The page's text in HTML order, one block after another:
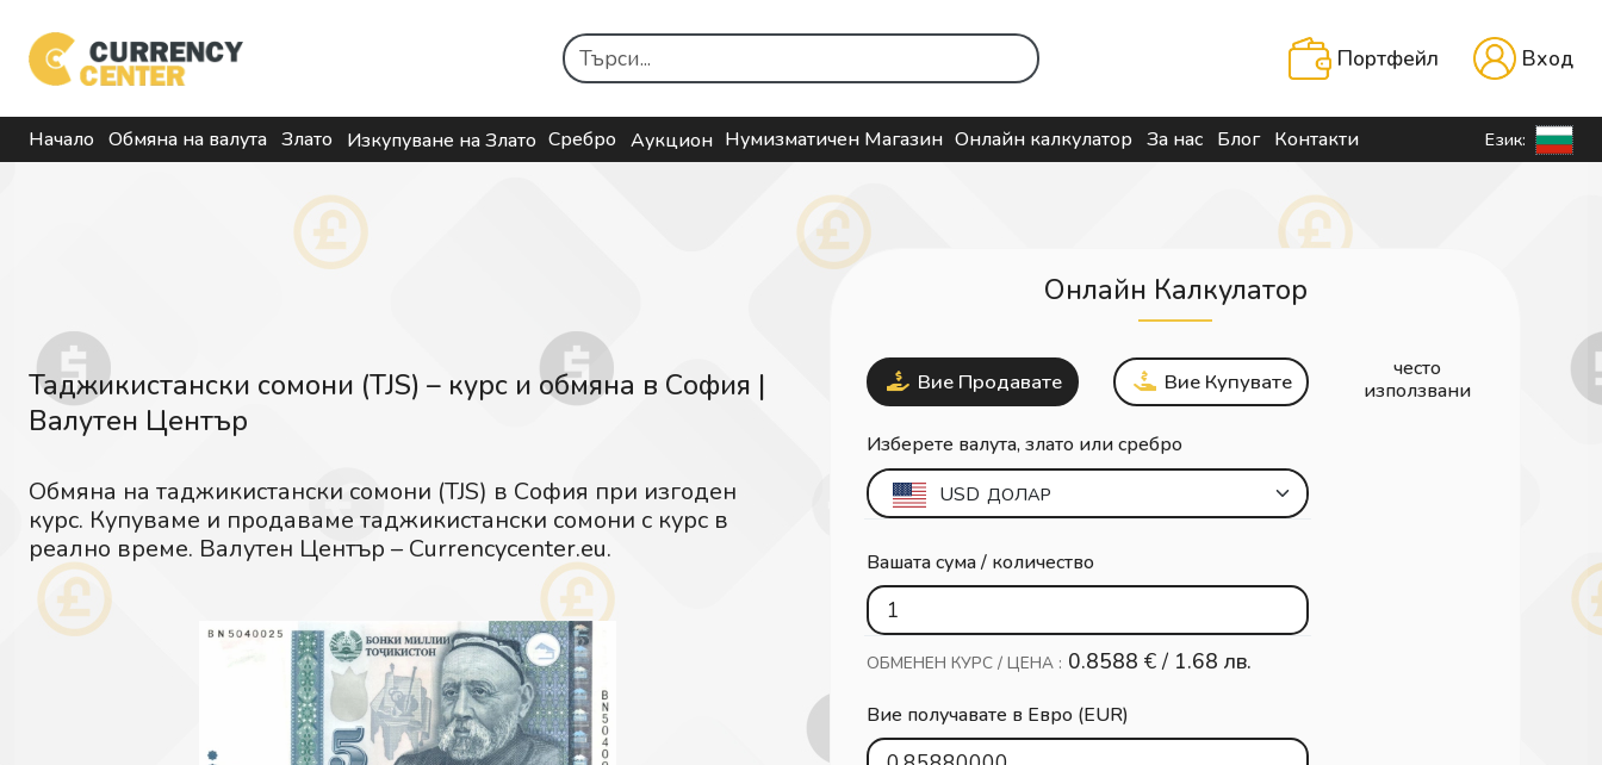
Портфейл Вход
Начало Обмяна на валута Злато Изкупуване на Злато Сребро Аукцион Нумизматичен Магазин Онлайн калкулатор За нас Блог Контакти Език:
Таджикистански сомони (TJS) – курс и обмяна в София |
Валутен Център
Обмяна на таджикистански сомони (TJS) в София при изгоден
курс. Купуваме и продаваме таджикистански сомони с курс в
реално време. Валутен Център – Currencycenter.eu.
Онлайн Калкулатор
Вие Продавате Вие Купувате
Изберете валута, злато или сребро
USD ДОЛАР
Вашата сума / количество
ОБМЕНЕН КУРС / ЦЕНА : 0.8588 € / 1.68 лв.
Вие получавате в Евро (EUR)
често
използвани